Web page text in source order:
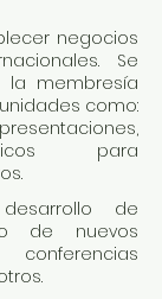
negocios
Se
la membresía
como:
para
de
de nuevos
conferencias